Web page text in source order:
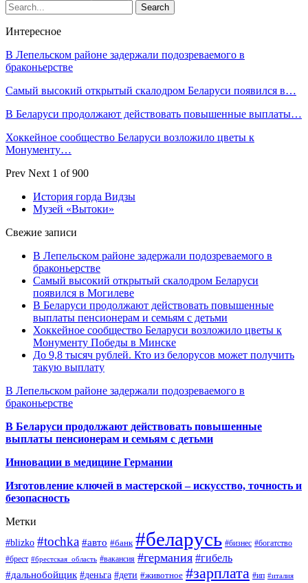
Интересное
В Лепельском районе задержали подозреваемого в
браконьерстве
Самый высокий открытый скалодром Беларуси появился в…
В Беларуси продолжают действовать повышенные выплаты…
Хоккейное сообщество Беларуси возложило цветы к
Монументу…
Prev Next 1 of 900
История горда Видзы
Музей «Вытоки»
Свежие записи
В Лепельском районе задержали подозреваемого в
браконьерстве
Самый высокий открытый скалодром Беларуси
появился в Могилеве
В Беларуси продолжают действовать повышенные
выплаты пенсионерам и семьям с детьми
Хоккейное сообщество Беларуси возложило цветы к
Монументу Победы в Минске
До 9,8 тысяч рублей. Кто из белорусов может получить
такую выплату
В Лепельском районе задержали подозреваемого в
браконьерстве
В Беларуси продолжают действовать повышенные
выплаты пенсионерам и семьям с детьми
Инновации в медицине Германии
Изготовление ключей в мастерской – искусство, точность и
безопасность
Метки
#blizko #tochka #авто #банк #беларусь #бизнес #богатство
#брест #брестская_область #вакансия #германия #гибель
#дальнобойщик #деньга #дети #животное #зарплата #ип #италия